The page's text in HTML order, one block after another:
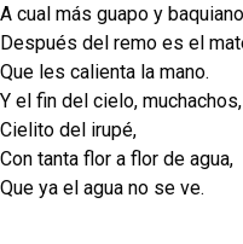
A cual más guapo y
Después del remo es el
Que les calienta la mano.
Y el fin del cielo, muchachos,
Cielito del irupé,
Con tanta flor a flor de agua,
Que ya el agua no se ve.